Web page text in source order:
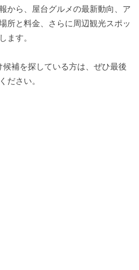
から、屋台グルメの最新動向、ア
所と料金、さらに周辺観光スポッ
ます。
補を探している方は、ぜひ最後
ださい。